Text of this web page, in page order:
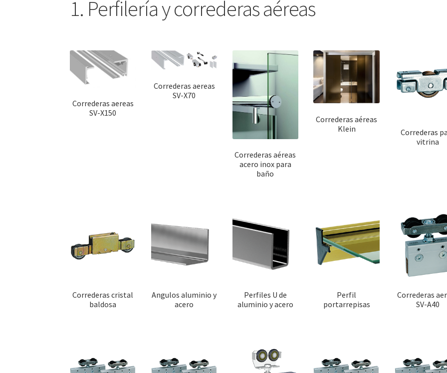
1. Perfilería y correderas aéreas
Correderas aereas
SV-X150
Correderas aereas
SV-X70
Correderas aéreas
acero inox para
baño
Correderas aéreas
Klein
Correderas
vitrina
Correderas cristal
baldosa
Angulos aluminio y
acero
Perfiles U de
aluminio y acero
Perfil
portarrepisas
Correderas
SV-A40